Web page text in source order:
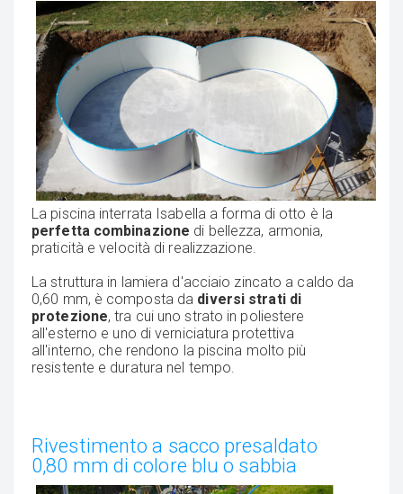
La piscina interrata Isabella a forma di otto è la
perfetta combinazione di bellezza, armonia,
praticità e velocità di realizzazione.
La struttura in lamiera d'acciaio zincato a caldo da
0,60 mm, è composta da diversi strati di
protezione, tra cui uno strato in poliestere
all'esterno e uno di verniciatura protettiva
all'interno, che rendono la piscina molto più
resistente e duratura nel tempo.
Rivestimento a sacco presaldato
0,80 mm di colore blu o sabbia